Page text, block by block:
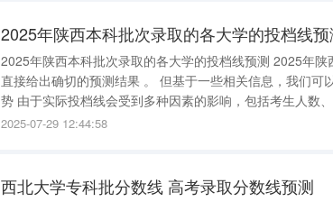
2025年陕西本科批次录取的各大学的投档线预
2025年陕西本科批次录取的各大学的投档线预测 2025年陕西本科批次录取的各大学的投档线无法
直接给出确切的预测结果 。 但基于一些相关信息，我们可以进行大致的预估和分析： 一、整体趋
势 由于实际投档线会受到多种因素的影响，包括考生人数、考试难度、学校招生计划等，因此每
年的投档线都会有所波动。建议考生和家长在关注投档线的
2025-07-29 12:44:58
西北大学专科批分数线 高考录取分数线预测